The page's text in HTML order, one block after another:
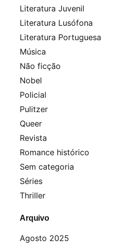
Literatura Juvenil
Literatura Lusófona
Literatura Portuguesa
Música
Não ficção
Nobel
Policial
Pulitzer
Queer
Revista
Romance histórico
Sem categoria
Séries
Thriller
Arquivo
Agosto 2025